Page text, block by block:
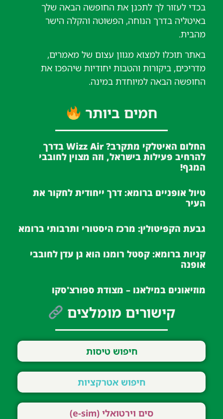
בכדי לעזור לך לתכנן את החופשה הבאה שלך
באיטליה בדרך הנוחה, הפשוטה והקלה הישר
מהבית.
באתר תוכלו למצוא מגוון עצום של מאמרים,
מדריכים, ביקורות והטבות יחודיות שיהפכו את
החופשה הבאה למיוחדת במינה.
חמים ביותר
החלום האיטלקי מתקרב? Wizz Air בדרך
להרחיב פעילות בישראל, וזה מצוין לחובבי
המגף!
טיול אופניים ברומא: דרך ייחודית לחקור את
העיר
גבעת הקפיטולין: מרכז היסטורי ותרבותי ברומא
קניות ברומא: קסטל רומנו הוא גן עדן לחובבי
אופנה
מוזיאונים במילאנו – מצודת ספורצ'סקו
קישורים מומלצים
חיפוש טיסות
חיפוש אטרקציות
סים וירטואלי (e-sim)